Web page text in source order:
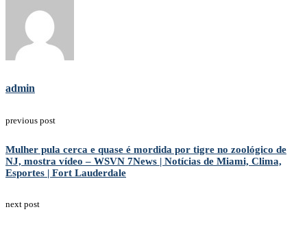
admin
previous post
Mulher pula cerca e quase é mordida por tigre no zoológico de
NJ, mostra vídeo – WSVN 7News | Notícias de Miami, Clima,
Esportes | Fort Lauderdale
next post